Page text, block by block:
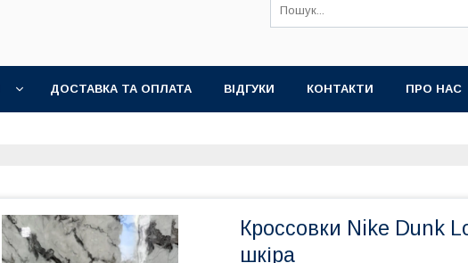
ДОСТАВКА ТА ОПЛАТА ВІДГУКИ КОНТАКТИ ПРО НАС
Кроссовки Nike Dunk
шкіра